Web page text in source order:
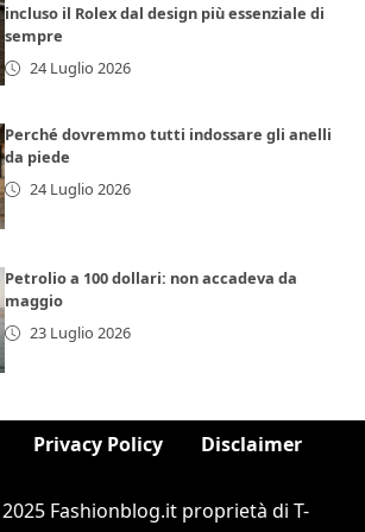
incluso il Rolex dal design più essenziale di
sempre
24 Luglio 2026
Perché dovremmo tutti indossare gli anelli
da piede
24 Luglio 2026
Petrolio a 100 dollari: non accadeva da
maggio
23 Luglio 2026
Privacy Policy Disclaimer
Fashionblog.it proprietà di T-